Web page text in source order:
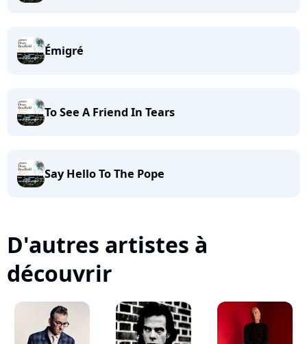
Émigré
To See A Friend In Tears
Say Hello To The Pope
D'autres artistes à
découvrir